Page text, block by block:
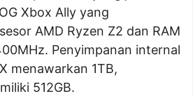
Xbox Ally yang
AMD Ryzen Z2 dan RAM
Penyimpanan internal
menawarkan 1TB,
512GB.